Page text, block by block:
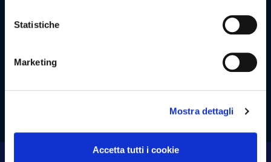
Statistiche
Marketing
Mostra dettagli
Accetta tutti i cookie
Azienda
Lavora con noi
Contatti
Area riservata